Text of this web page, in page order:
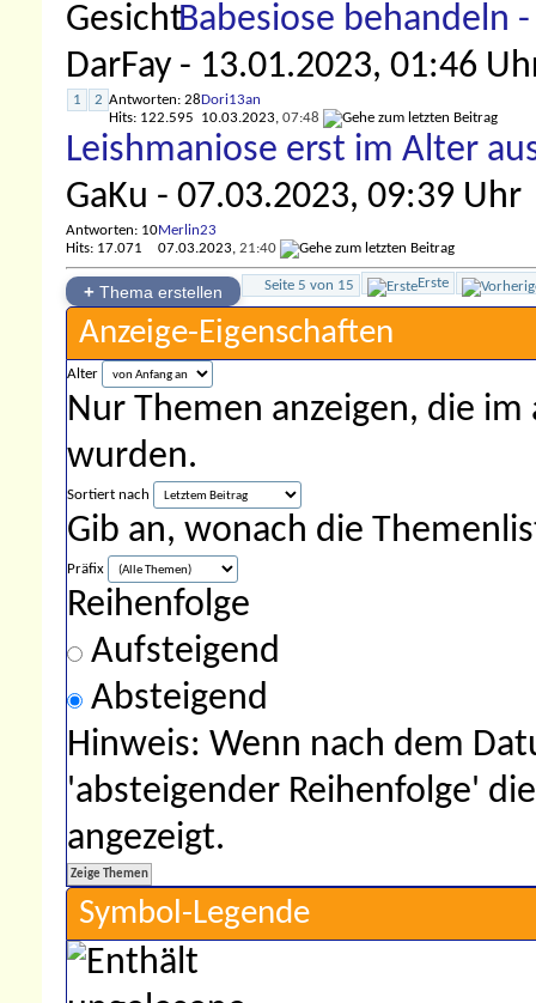
Babesiose behandeln
DarFay - 13.01.2023, 01:46
1 2 Antworten: 28
Hits: 122.595
Dori13an
10.03.2023, 07:48
Leishmaniose erst im Alter
GaKu - 07.03.2023, 09:39 Uhr
Antworten: 10
Hits: 17.071
Merlin23
07.03.2023, 21:40
+ Thema erstellen Seite 5 von 15 Erste
Anzeige-Eigenschaften
Alter
Nur Themen anzeigen, die
wurden.
Sortiert nach
Gib an, wonach die
Präfix
Reihenfolge
Aufsteigend
Absteigend
Hinweis: Wenn nach dem
'absteigender Reihenfolge'
angezeigt.
Symbol-Legende